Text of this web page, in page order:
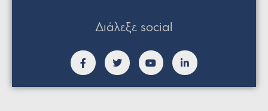
Διάλεξε social